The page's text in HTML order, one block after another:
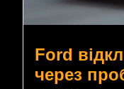
Ford
через